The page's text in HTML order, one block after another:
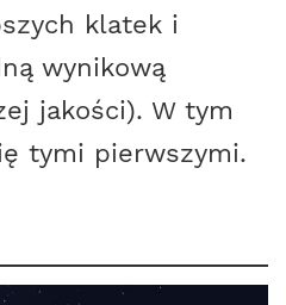
klatek i
wynikową
jakości). W tym
tymi pierwszymi.